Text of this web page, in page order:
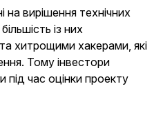
на вирішення технічних
із них
хитрощими хакерами, які
Тому інвестори
під час оцінки проекту